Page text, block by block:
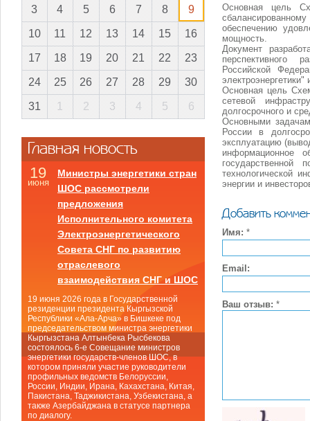
Основная цель
обеспечению
мощность.
Документ
перспективного
Российской
Основная цель
сетевой
долгосрочного и
Основными
России в
эксплуатацию
информационное
государственной
технологической
энергии и
Добавить
Имя: *
Email:
Ваш отзыв: *
3 4 5 6 7 8 9
10 11 12 13 14 15 16
17 18 19 20 21 22 23
24 25 26 27 28 29 30
31 1 2 3 4 5 6
Главная новость
19
июня
Министры энергетики стран
ШОС рассмотрели
предложения
Исполнительного комитета
Электроэнергетического
Совета СНГ по развитию
отраслевого
взаимодействия СНГ и ШОС
19 июня 2026 года в Государственной
резиденции президента Кыргызской
Республики «Ала-Арча» в Бишкеке под
председательством министра энергетики
Кыргызстана Алтынбека Рысбекова
состоялось 6-е Совещание министров
энергетики государств-членов ШОС, в
котором приняли участие руководители
профильных ведомств Белоруссии,
России, Индии, Ирана, Кахахстана, Китая,
Пакистана, Таджикистана, Узбекистана, а
также Азербайджана в статусе партнера
по диалогу.